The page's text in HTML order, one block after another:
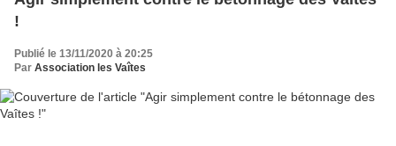
!
Publié le 13/11/2020 à 20:25
Par Association les Vaîtes